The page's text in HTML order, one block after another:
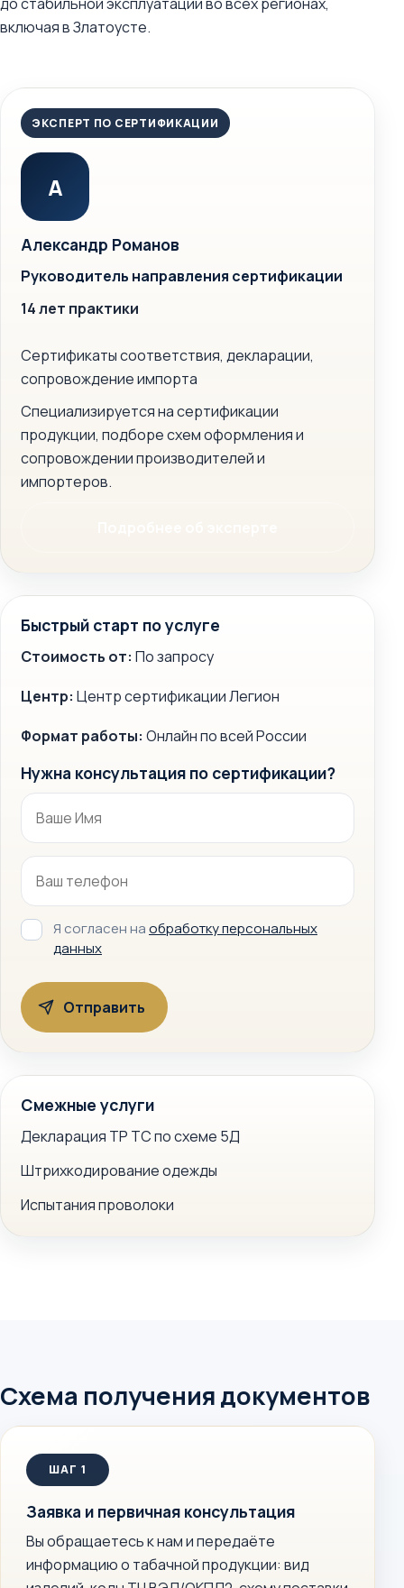
включая в Златоусте.
ЭКСПЕРТ ПО СЕРТИФИКАЦИИ
А
Александр Романов
Руководитель направления сертификации
14 лет практики
Сертификаты соответствия, декларации,
сопровождение импорта
Специализируется на сертификации
продукции, подборе схем оформления и
сопровождении производителей и
импортеров.
Быстрый старт по услуге
Стоимость от: По запросу
Центр: Центр сертификации Легион
Формат работы: Онлайн по всей России
Нужна консультация по сертификации?
Я согласен наобработку персональных
данных
Смежные услуги
Декларация ТР ТС по схеме 5Д
Штрихкодирование одежды
Испытания проволоки
Схема получения документов
Заявка и первичная консультация
Вы обращаетесь к нам и передаёте
информацию о табачной продукции: вид